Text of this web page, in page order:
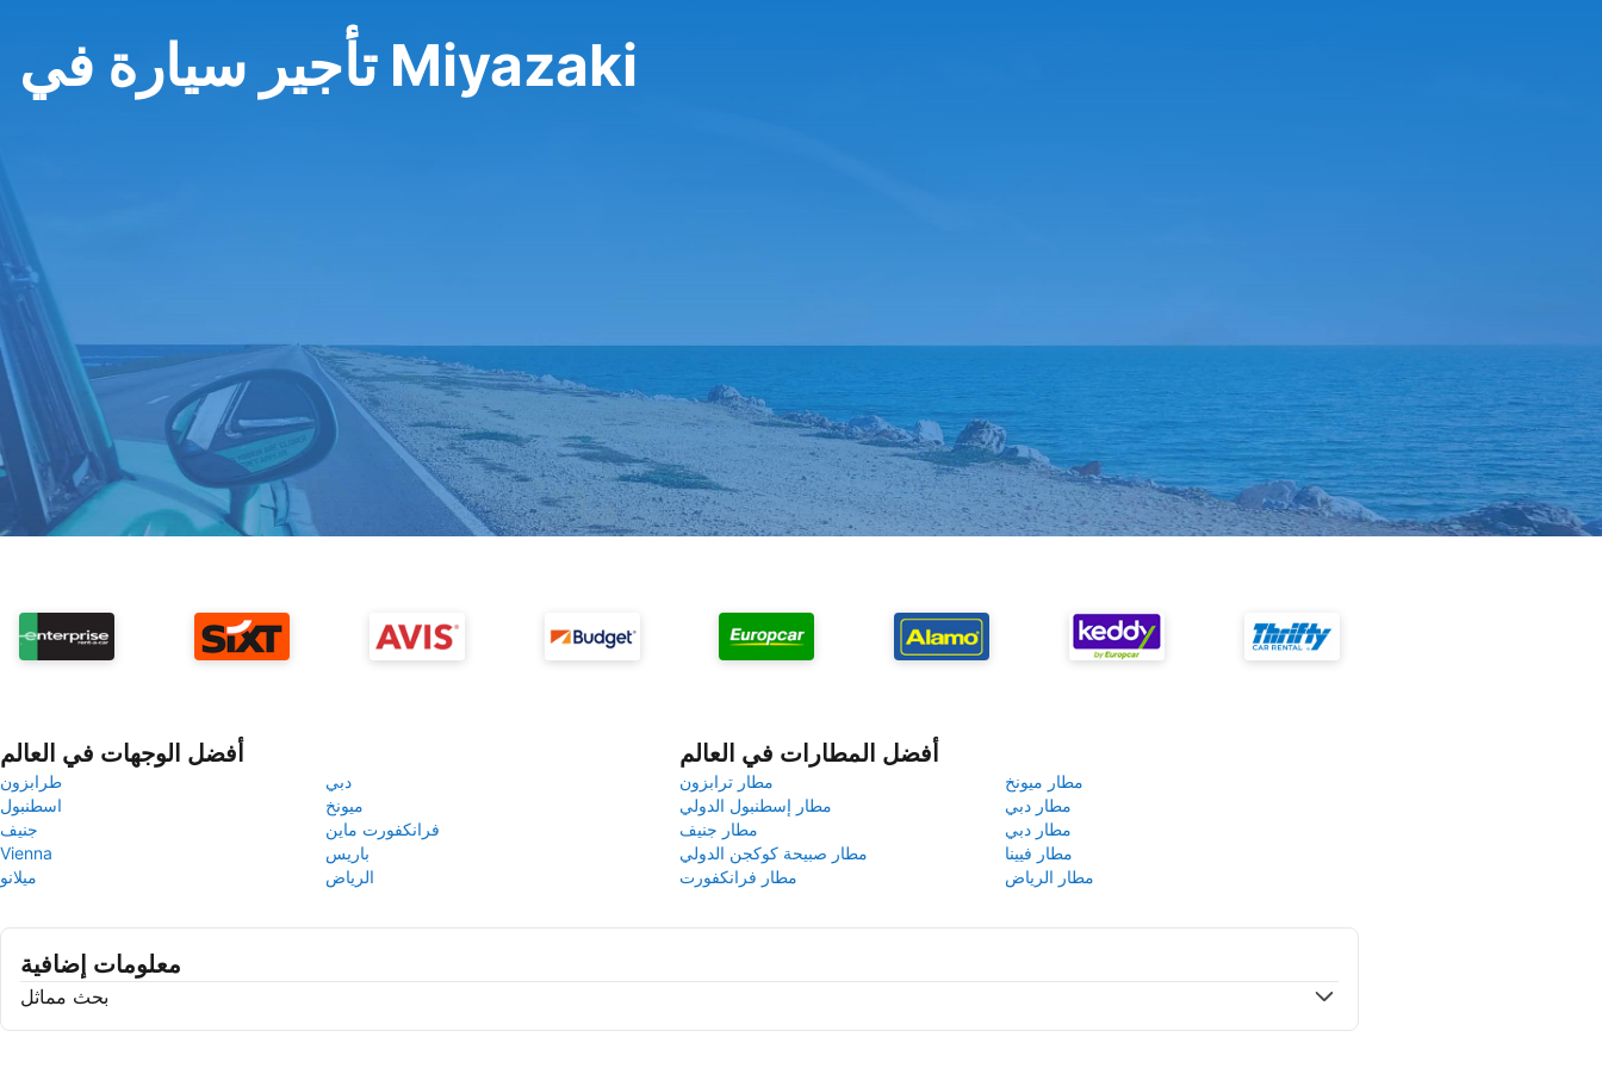
تأجير سيارة في Miyazaki
أفضل الوجهات في العالم
طرابزون
دبي
اسطنبول
ميونخ
جنيف
فرانكفورت ماين
Vienna
باريس
ميلانو
الرياض
أفضل المطارات في العالم
مطار ترابزون
مطار ميونخ
مطار إسطنبول الدولي
مطار دبي
مطار جنيف
مطار دبي
مطار صبيحة كوكجن الدولي
مطار فيينا
مطار فرانكفورت
مطار الرياض
معلومات إضافية
بحث مماثل